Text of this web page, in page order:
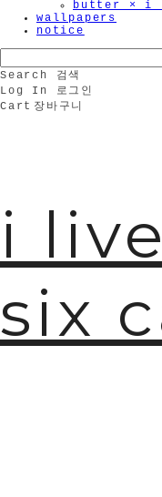
butter × i
wallpapers
notice
Search
검색
Log In
로그인
Cart 장바구니
i
six